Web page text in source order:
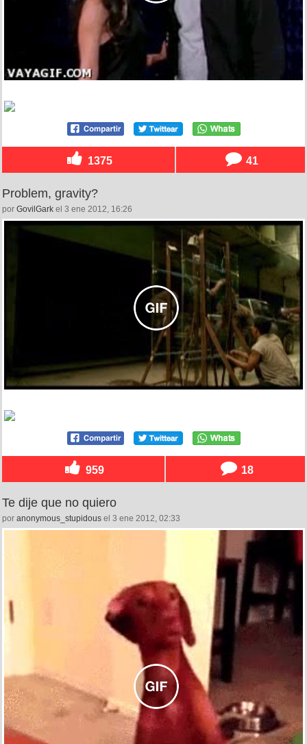
1375 41
Problem, gravity?
por GovilGark el 3 ene 2012, 16:26
959 18
Te dije que no quiero
por anonymous_stupidous el 3 ene 2012, 02:33